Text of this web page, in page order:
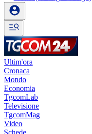
Ultim'ora
Cronaca
Mondo
Economia
TgcomLab
Televisione
TgcomMag
Video
Schede